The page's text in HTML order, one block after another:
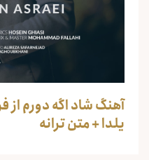
آهنگ شاد اگه دورم
یلدا + متن ترانه